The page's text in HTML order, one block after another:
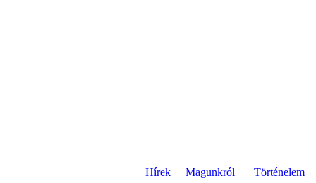
Hírek Magunkról
Történelem